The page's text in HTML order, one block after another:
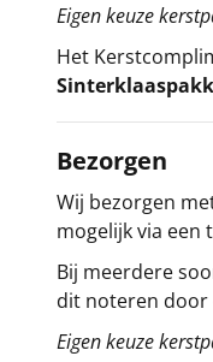
Eigen keuze
Het
Bezorgen
Wij bezorgen
mogelijk via
Bij meerdere
dit noteren door
Eigen keuze